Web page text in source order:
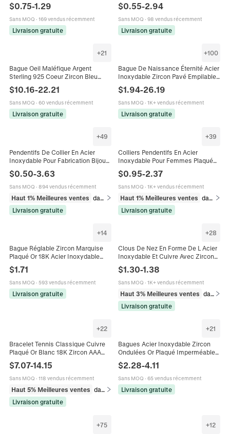
Fraise Raisin Pour Femmes
$0.75-1.29
Sans MOQ · 169 vendus récemment
Livraison gratuite
Bijoux De Luxe
$0.55-2.94
Sans MOQ · 98 vendus récemment
Livraison gratuite
+21
Bague Oeil Maléfique Argent
Sterling 925 Coeur Zircon Bleu
Blanc Bijoux De Mode Minimalistes
Pour Femmes Charme De
Protection
$10.16-22.21
Sans MOQ · 60 vendus récemment
Livraison gratuite
+100
Bague De Naissance Éternité Acier
Inoxydable Zircon Pavé Empilable
Bijoux Scintillants Pour Femmes
Cadeau Esthétique
$1.94-26.19
Sans MOQ · 1K+ vendus récemment
Livraison gratuite
+49
Pendentifs De Collier En Acier
Inoxydable Pour Fabrication Bijoux
Mauvais Oeil Plaque Or 18K
$0.50-3.63
Sans MOQ · 894 vendus récemment
Haut 1% Meilleures ventes
Livraison gratuite
+39
Colliers Pendentifs En Acier
Inoxydable Pour Femmes Plaqué
Mauvais Œil Tournesol Étoile Bijoux
$0.95-2.37
Sans MOQ · 1K+ vendus récemment
Haut 1% Meilleures ventes
Livraison gratuite
+14
Bague Réglable Zircon Marquise
Plaqué Or 18K Acier Inoxydable
304 Bijou Géométrique Minimaliste
Mode Pour Femme
$1.71
Sans MOQ · 593 vendus récemment
Livraison gratuite
+28
Clous De Nez En Forme De L Acier
Inoxydable Et Cuivre Avec Zircon
Bijoux De Piercing Fleur Étoile Lune
Cœur Femmes
$1.30-1.38
Sans MOQ · 1K+ vendus récemment
Haut 3% Meilleures ventes
dans Bijoux corporels
Livraison gratuite
+22
Bracelet Tennis Classique Cuivre
Plaqué Or Blanc 18K Zircon AAA
Bijoux Hip Hop Étincelants
Hommes Femmes
$7.07-14.15
Sans MOQ · 118 vendus récemment
Haut 5% Meilleures ventes
dans Bracelets
Livraison gratuite
+21
Bagues Acier Inoxydable Zircon
Ondulées Or Plaqué Imperméable
Hypoallergénique Bijoux Mode Pour
Femmes
$2.28-4.11
Sans MOQ · 65 vendus récemment
Livraison gratuite
+75 +12